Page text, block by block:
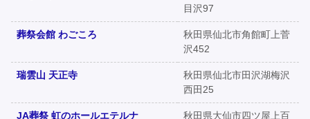
目沢97
葬祭会館 わごころ
秋田県仙北市角館町上菅
沢452
瑞雲山 天正寺
秋田県仙北市田沢湖梅沢
西田25
JA葬祭 虹のホールエテルナ
秋田県大仙市四ツ屋上百